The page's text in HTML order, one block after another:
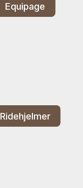
Equipage
Ridehjelmer